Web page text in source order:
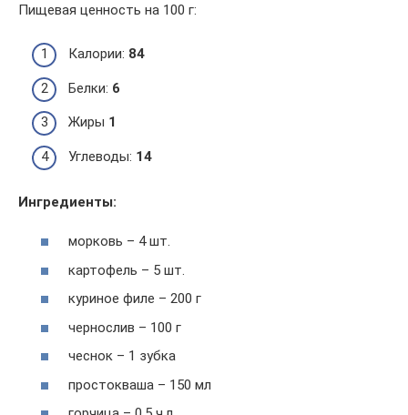
Пищевая ценность на 100 г:
Калории: 84
Белки: 6
Жиры 1
Углеводы: 14
Ингредиенты:
морковь – 4 шт.
картофель – 5 шт.
куриное филе – 200 г
чернослив – 100 г
чеснок – 1 зубка
простокваша – 150 мл